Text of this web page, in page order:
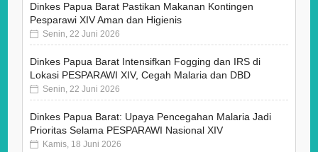
Dinkes Papua Barat Pastikan Makanan Kontingen
Pesparawi XIV Aman dan Higienis
Senin, 22 Juni 2026
Dinkes Papua Barat Intensifkan Fogging dan IRS di
Lokasi PESPARAWI XIV, Cegah Malaria dan DBD
Senin, 22 Juni 2026
Dinkes Papua Barat: Upaya Pencegahan Malaria Jadi
Prioritas Selama PESPARAWI Nasional XIV
Kamis, 18 Juni 2026